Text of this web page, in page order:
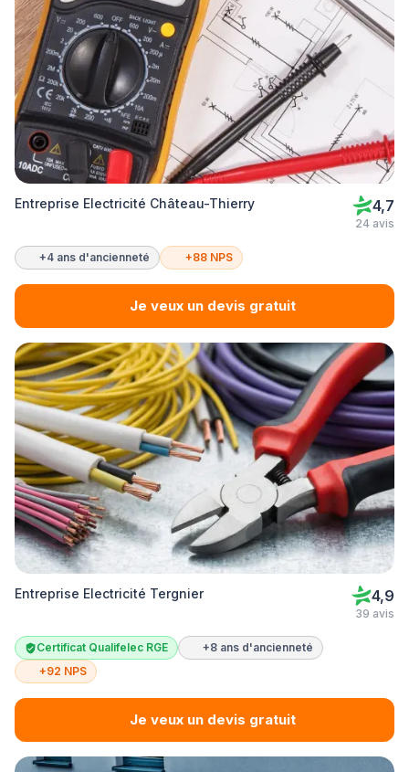
Entreprise Electricité Château-Thierry 4,7
24 avis
+4 ans d'ancienneté +88 NPS
Je veux un devis gratuit
Entreprise Electricité Tergnier 4,9
39 avis
Certificat Qualifelec RGE
+8 ans d'ancienneté
+92 NPS
Je veux un devis gratuit